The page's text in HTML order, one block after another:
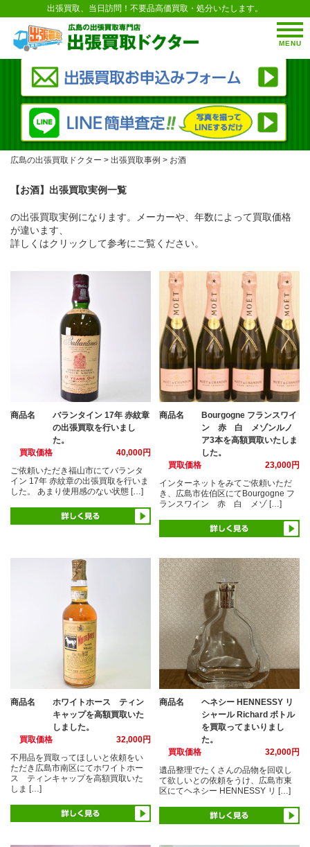
MENU
出張買取、当日訪問！不要品高価買取・処分いたします。
広島の出張買取ドクター > 出張買取事例 > お酒
【お酒】出張買取実例一覧
の出張買取実例になります。メーカーや、年数によって買取価格
が違います、
詳しくはクリックして参考にご覧ください。
商品名
バランタイン 17年 赤紋章
の出張買取を行いまし
た。
買取価格
40,000円
ご依頼いただき福山市にてバランタ
イン 17年 赤紋章の出張買取を行いま
した。 あまり使用感のない状態 […]
商品名
Bourgogne フランスワイ
ン 赤 白 メゾンルノ
ア3本を高額買取いたしま
した。
買取価格
23,000円
インターネットをみてご依頼いただ
き、広島市佐伯区にてBourgogne フ
ランスワイン 赤 白 メゾ […]
商品名
ホワイトホース ティン
キャップを高額買取いた
しました。
買取価格
32,000円
不用品を買取ってほしいと依頼をい
ただき広島市南区にてホワイトホー
ス ティンキャップを高額買取いた
しま […]
商品名
ヘネシー HENNESSY リ
シャール Richard ボトル
を買取ってまいりまし
た。
買取価格
32,000円
遺品整理でたくさんの品物を回収し
て欲しいとの依頼をうけ、広島市東
区にてヘネシー HENNESSY リ […]